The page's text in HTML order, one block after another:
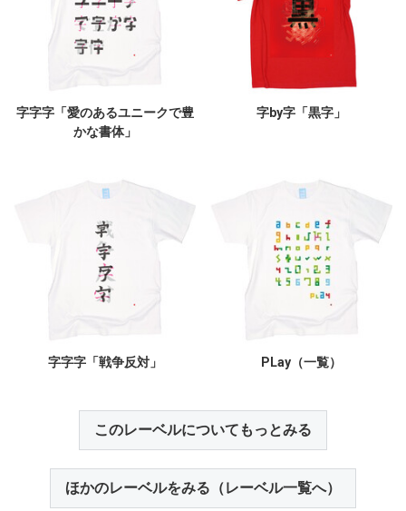
字字字「愛のあるユニークで豊
かな書体」
字by字「黒字」
字字字「戦争反対」 PLay（一覧）
このレーベルについてもっとみる
ほかのレーベルをみる（レーベル一覧へ）